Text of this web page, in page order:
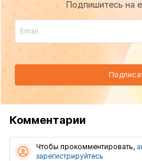
Подпишитесь на
Комментарии
Чтобы прокомментировать,
зарегистрируйтесь